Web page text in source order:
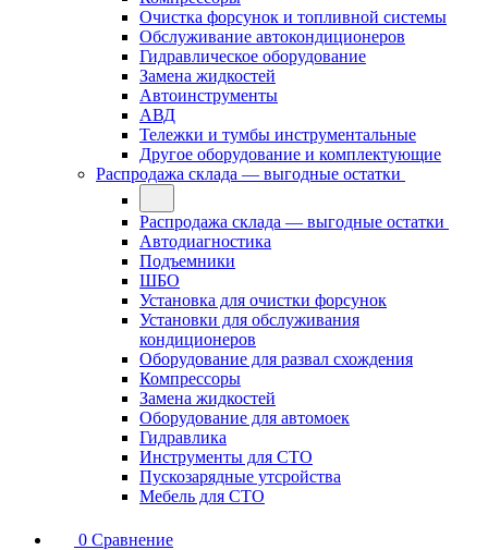
Очистка форсунок и топливной системы
Обслуживание автокондиционеров
Гидравлическое оборудование
Замена жидкостей
Автоинструменты
АВД
Тележки и тумбы инструментальные
Другое оборудование и комплектующие
Распродажа склада — выгодные остатки
Распродажа склада — выгодные остатки
Автодиагностика
Подъемники
ШБО
Установка для очистки форсунок
Установки для обслуживания
кондиционеров
Оборудование для развал схождения
Компрессоры
Замена жидкостей
Оборудование для автомоек
Гидравлика
Инструменты для СТО
Пускозарядные утсройства
Мебель для СТО
0 Сравнение